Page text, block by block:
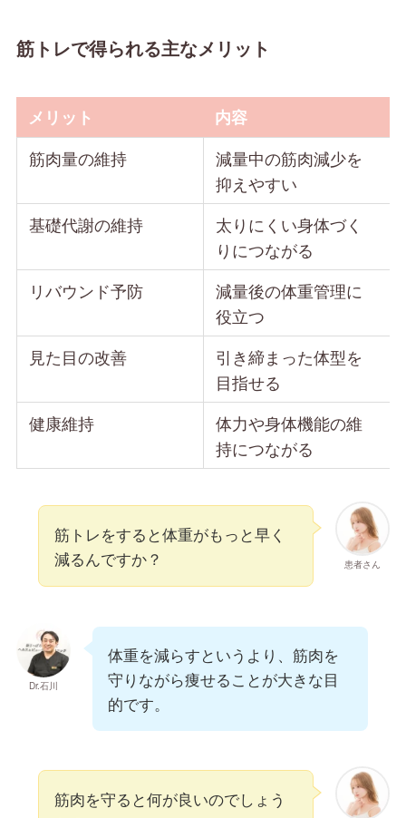
筋トレで得られる主なメリット
メリット
内容
筋肉量の維持
減量中の筋肉減少を
抑えやすい
基礎代謝の維持
太りにくい身体づく
りにつながる
リバウンド予防
減量後の体重管理に
役立つ
見た目の改善
引き締まった体型を
目指せる
健康維持
体力や身体機能の維
持につながる
患者さん
筋トレをすると体重がもっと早く
減るんですか？
Dr.石川
体重を減らすというより、筋肉を
守りながら痩せることが大きな目
的です。
筋肉を守ると何が良いのでしょう